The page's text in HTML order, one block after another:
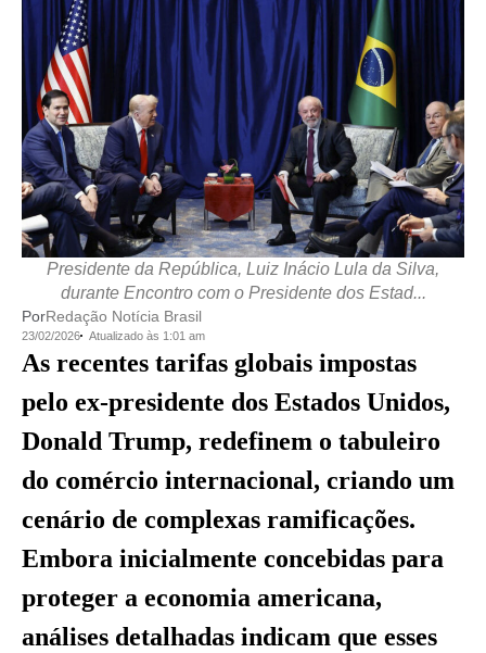
Presidente da República, Luiz Inácio Lula da Silva,
durante Encontro com o Presidente dos Estad...
PorRedação Notícia Brasil
23/02/2026 Atualizado às 1:01 am
As recentes tarifas globais impostas
pelo ex-presidente dos Estados Unidos,
Donald Trump, redefinem o tabuleiro
do comércio internacional, criando um
cenário de complexas ramificações.
Embora inicialmente concebidas para
proteger a economia americana,
análises detalhadas indicam que esses